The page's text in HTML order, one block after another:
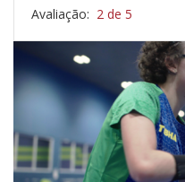
Avaliação: 2 de 5